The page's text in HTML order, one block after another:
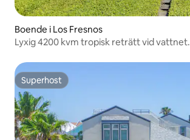
Boende i Los Fresnos
Lyxig 4200 kvm tropisk reträtt vid vattnet.
Superhost
Superhost